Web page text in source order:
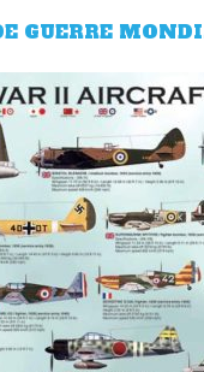
GUERRE